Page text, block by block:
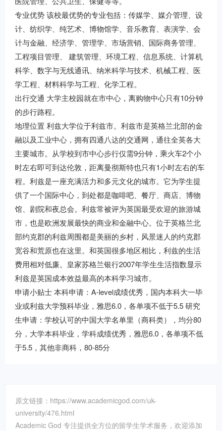
专业优势 该校最优势的专业包括：传媒学、媒介管理、设
计、纺织学、纯艺术、博物馆学、音乐教育、表演学、会
计与金融、经济学、管理学、市场营销、国际商务管理、
工程项目管理、 建筑管理、环境工程、信息系统、计算机
科学、数字与无线通讯、纳米科学与技术、机械工程、医
学工程、材料科学与工程、化学工程。
出行交通 大学主校园就在市中心，离购物中心只有10分钟
的步行路程。
地理位置 利兹大学位于利兹市。利兹市是英格兰北部的金
融以及工业中心，拥有四通八达的交通网，通往全英各大
主要城市。从学校到市中心步行仅需9分钟，乘火车2个小
时左右即可到达伦敦，距离曼彻斯特也只有1小时左右的车
程。利兹是一座充满活力和多元文化的城市。它为学生提
供了一个国际中心，到处都是咖啡吧、餐厅、商店、博物
馆、剧院和夜总会。利兹常被评为英国最受欢迎的旅游城
市，也是欧洲发展最快的商业和金融中心。位于英格兰北
部约克郡的利兹周围都是美丽的乡村，风景迷人的约克郡
宽谷和荒原也在这里。和英国很多地区相比，利兹的生活
费用相对低廉。皇家苏格兰银行2007年学生生活指数显示
利兹是英国成本效益最高的本科学习城市。
申请小贴士 本科申请：A-level成绩优秀，国内本科大一毕
业或利兹大学预科毕业，雅思6.0，各单项不低于5.5 研究
生申请：学校认可的中国大学名单里（商科类），均分80
分，大学本科毕业，学科成绩优秀，雅思6.0，各单项不低
于5.5，其他非商科，80-85分
原文链接：https://www.academicgod.com/uk-
university/476.html
Academic God 专注提供全方位的留学生学术服务，欢迎添加